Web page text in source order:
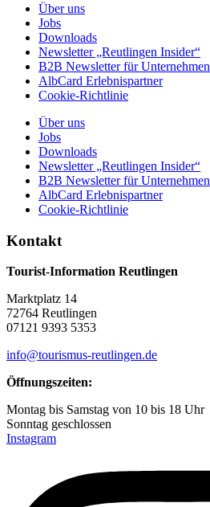
Über uns
Jobs
Downloads
Newsletter „Reutlingen Insider“
B2B Newsletter für Unternehmen
AlbCard Erlebnispartner
Cookie-Richtlinie
Über uns
Jobs
Downloads
Newsletter „Reutlingen Insider“
B2B Newsletter für Unternehmen
AlbCard Erlebnispartner
Cookie-Richtlinie
Kontakt
Tourist-Information Reutlingen
Marktplatz 14
72764 Reutlingen
07121 9393 5353
info@tourismus-reutlingen.de
Öffnungszeiten:
Montag bis Samstag von 10 bis 18 Uhr
Sonntag geschlossen
Instagram